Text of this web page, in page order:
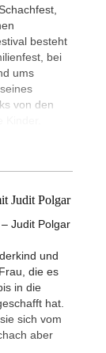
besteht
bei
ums
von den
Judit Polgar
Judit Polgar
und
die es
in die
hat.
sich vom
aber